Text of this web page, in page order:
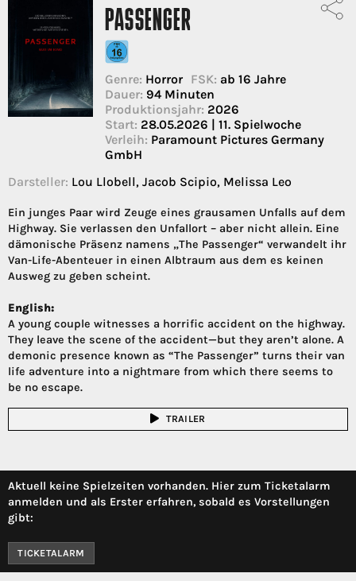
PASSENGER
Genre: Horror FSK: ab 16 Jahre
Dauer: 94 Minuten
Produktionsjahr: 2026
Start: 28.05.2026 | 11. Spielwoche
Verleih: Paramount Pictures Germany
GmbH
Darsteller: Lou Llobell, Jacob Scipio, Melissa Leo
Ein junges Paar wird Zeuge eines grausamen Unfalls auf dem
Highway. Sie verlassen den Unfallort – aber nicht allein. Eine
dämonische Präsenz namens „The Passenger“ verwandelt ihr
Van-Life-Abenteuer in einen Albtraum aus dem es keinen
Ausweg zu geben scheint.
English:
A young couple witnesses a horrific accident on the highway.
They leave the scene of the accident—but they aren’t alone. A
demonic presence known as “The Passenger” turns their van
life adventure into a nightmare from which there seems to
be no escape.
TRAILER
Aktuell keine Spielzeiten vorhanden. Hier zum Ticketalarm
anmelden und als Erster erfahren, sobald es Vorstellungen
gibt:
TICKETALARM